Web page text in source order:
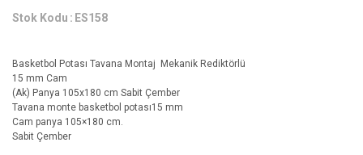
Stok Kodu ES158
Basketbol Potası Tavana Montaj Mekanik Rediktörlü
15 mm Cam
(Ak) Panya 105x180 cm Sabit Çember
Tavana monte basketbol potası15 mm
Cam panya 105×180 cm.
Sabit Çember